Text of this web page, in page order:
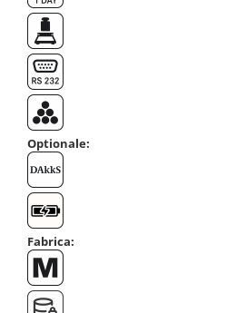
Scala aditionala refractometru
Optionale:
Fabrica: